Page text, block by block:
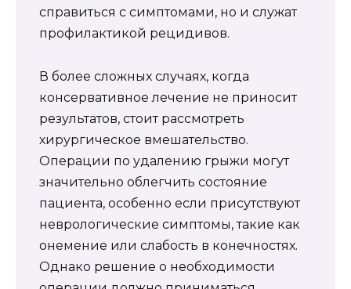
справиться с симптомами, но и служат
профилактикой рецидивов.
В более сложных случаях, когда
консервативное лечение не приносит
результатов, стоит рассмотреть
хирургическое вмешательство.
Операции по удалению грыжи могут
значительно облегчить состояние
пациента, особенно если присутствуют
неврологические симптомы, такие как
онемение или слабость в конечностях.
Однако решение о необходимости